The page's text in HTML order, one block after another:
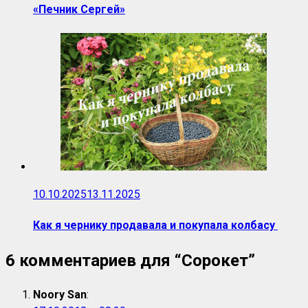
«Печник Сергей»
10.10.202513.11.2025
Как я чернику продавала и покупала колбасу
6 комментариев для “Сорокет”
Noory San: